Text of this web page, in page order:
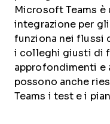
Microsoft Teams è
integrazione per
funziona nei flussi
i colleghi giusti di
approfondimenti e
possono anche
Teams i test e i